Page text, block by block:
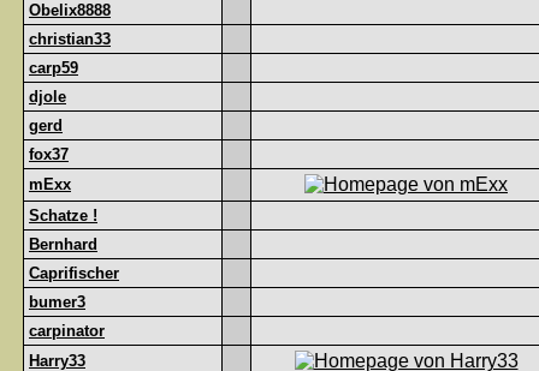
Obelix8888
christian33
carp59
djole
gerd
fox37
mExx
Schatze !
Bernhard
Caprifischer
bumer3
carpinator
Harry33